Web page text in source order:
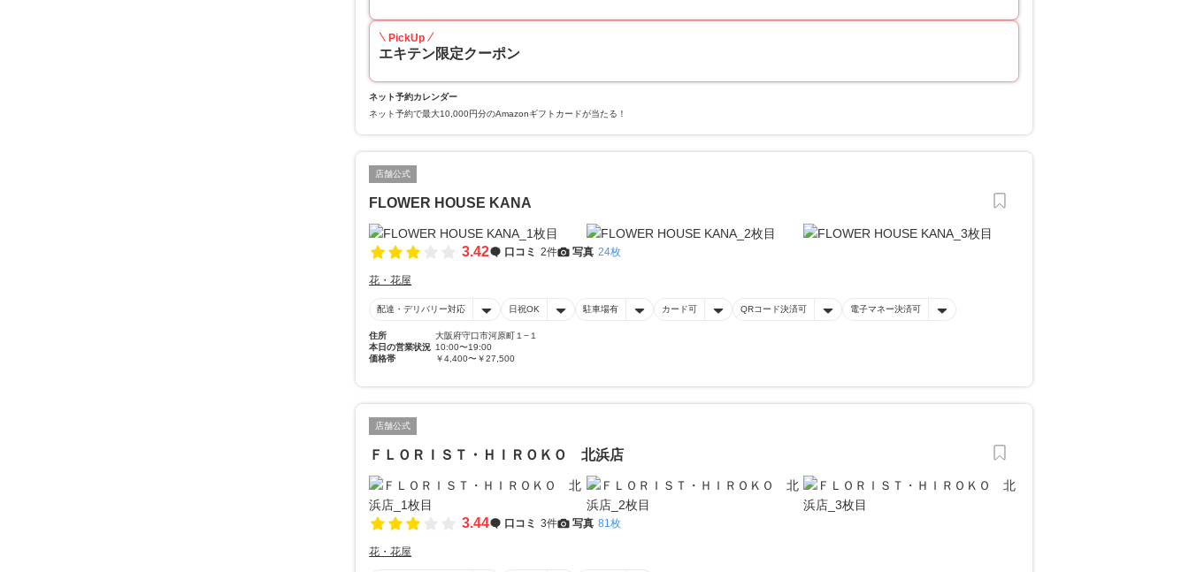
PickUp
エキテン限定クーポン
ネット予約カレンダー
ネット予約で最大10,000円分のAmazonギフトカードが当たる！
店舗公式
FLOWER HOUSE KANA
3.42 口コミ 2件 写真 24枚
花・花屋
配達・デリバリー対応 日祝OK 駐車場有 カード可 QRコード決済可 電子マネー決済可
住所
大阪府守口市河原町１−１
本日の営業状況 10:00〜19:00
価格帯
￥4,400〜￥27,500
店舗公式
ＦＬＯＲＩＳＴ・ＨＩＲＯＫＯ 北浜店
3.44 口コミ 3件 写真 81枚
花・花屋